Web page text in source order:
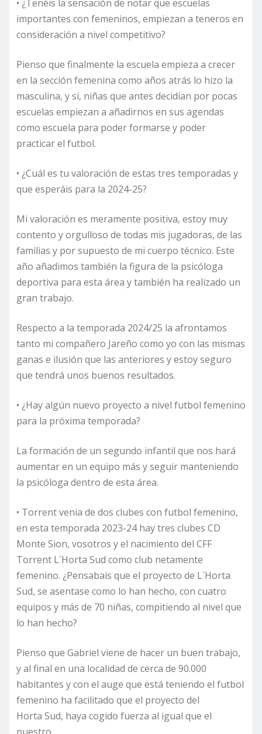
• ¿Tenéis la sensación de notar que escuelas
importantes con femeninos, empiezan a teneros en
consideración a nivel competitivo?
Pienso que finalmente la escuela empieza a crecer
en la sección femenina como años atrás lo hizo la
masculina, y sí, niñas que antes decidían por pocas
escuelas empiezan a añadirnos en sus agendas
como escuela para poder formarse y poder
practicar el futbol.
• ¿Cuál es tu valoración de estas tres temporadas y
que esperáis para la 2024-25?
Mi valoración es meramente positiva, estoy muy
contento y orgulloso de todas mis jugadoras, de las
familias y por supuesto de mi cuerpo técnico. Este
año añadimos también la figura de la psicóloga
deportiva para esta área y también ha realizado un
gran trabajo.
Respecto a la temporada 2024/25 la afrontamos
tanto mi compañero Jareño como yo con las mismas
ganas e ilusión que las anteriores y estoy seguro
que tendrá unos buenos resultados.
• ¿Hay algún nuevo proyecto a nivel futbol femenino
para la próxima temporada?
La formación de un segundo infantil que nos hará
aumentar en un equipo más y seguir manteniendo
la psicóloga dentro de esta área.
• Torrent venia de dos clubes con futbol femenino,
en esta temporada 2023-24 hay tres clubes CD
Monte Sion, vosotros y el nacimiento del CFF
Torrent L´Horta Sud como club netamente
femenino. ¿Pensabais que el proyecto de L´Horta
Sud, se asentase como lo han hecho, con cuatro
equipos y más de 70 niñas, compitiendo al nivel que
lo han hecho?
Pienso que Gabriel viene de hacer un buen trabajo,
y al final en una localidad de cerca de 90.000
habitantes y con el auge que está teniendo el futbol
femenino ha facilitado que el proyecto del
Horta Sud, haya cogido fuerza al igual que el
nuestro.